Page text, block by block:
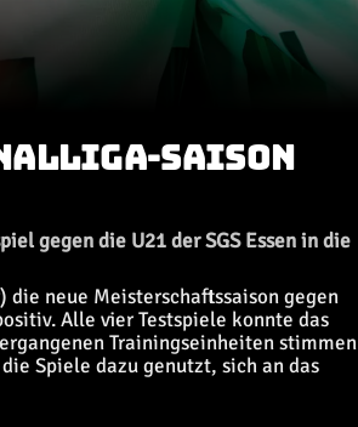
SAISON
gegen die U21 der SGS Essen in die
die neue Meisterschaftssaison gegen
Alle vier Testspiele konnte das
Trainingseinheiten stimmen
Spiele dazu genutzt, sich an das